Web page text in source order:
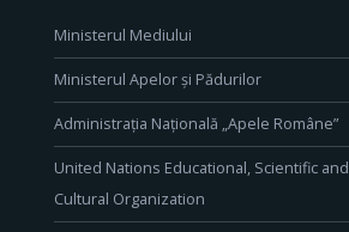
Ministerul Mediului
Ministerul Apelor și Pădurilor
Administrația Națională „Apele Române”
United Nations Educational, Scientific and
Cultural Organization